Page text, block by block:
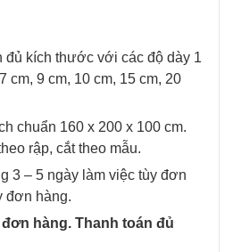
đủ kích thước với các độ dày 1
cm, 9 cm, 10 cm, 15 cm, 20
chuẩn 160 x 200 x 100 cm.
rập, cắt theo mẫu.
3 – 5 ngày làm việc tùy đơn
đơn hàng.
hàng. Thanh toán đủ